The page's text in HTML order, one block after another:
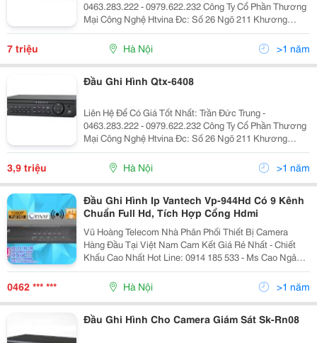
0463.283.222 - 0979.622.232 Công Ty Cổ Phần Thương
Mại Công Nghệ Htvina Đc: Số 26 Ngõ 211 Khương
Trung &Ndash; Thanh Xuân &Ndash; Hà Nội Yahoo
:Htvinakd3 Http ://Www.sieuthiht.com Trụ Sở Chính:
7 triệu Hà Nội >1 năm
Đầu Ghi Hình Qtx-6408
Liên Hệ Để Có Giá Tốt Nhất: Trần Đức Trung -
0463.283.222 - 0979.622.232 Công Ty Cổ Phần Thương
Mại Công Nghệ Htvina Đc: Số 26 Ngõ 211 Khương
Trung &Ndash; Thanh Xuân &Ndash; Hà Nội Yahoo
:Htvinakd3 Http ://Www.sieuthiht.com Trụ Sở Chính:
3,9 triệu Hà Nội >1 năm
Đầu Ghi Hình Ip Vantech Vp-944Hd Có 9 Kênh
Chuẩn Full Hd, Tích Hợp Cổng Hdmi
Vũ Hoàng Telecom Nhà Phân Phối Thiết Bị Camera
Hàng Đầu Tại Việt Nam Cam Kết Giá Rẻ Nhất - Chiết
Khấu Cao Nhất Hot Line: 0914 185 533 - Ms Cao Ngân
Call Trực Tiếp Để Có Giá Tốt Nhất Đầu Ghi Hình Ip
Vantech Vp-944Hd Có 9 Kênh Chuẩ
0462 *** *** Hà Nội >1 năm
Đầu Ghi Hình Cho Camera Giám Sát Sk-Rn08